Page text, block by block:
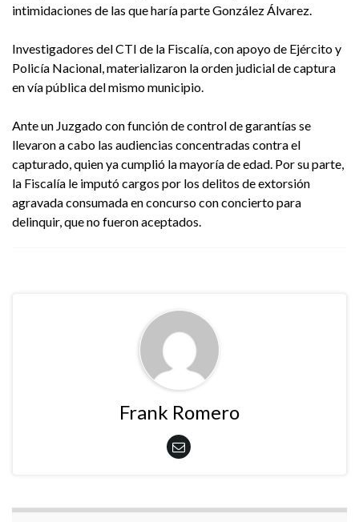
intimidaciones de las que haría parte González Álvarez.
Investigadores del CTI de la Fiscalía, con apoyo de Ejército y
Policía Nacional, materializaron la orden judicial de captura
en vía pública del mismo municipio.
Ante un Juzgado con función de control de garantías se
llevaron a cabo las audiencias concentradas contra el
capturado, quien ya cumplió la mayoría de edad. Por su parte,
la Fiscalía le imputó cargos por los delitos de extorsión
agravada consumada en concurso con concierto para
delinquir, que no fueron aceptados.
Frank Romero